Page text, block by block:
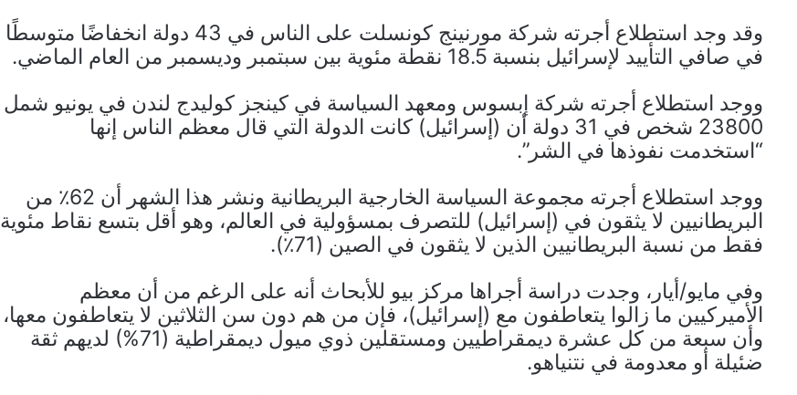
وقد وجد استطلاع أجرته شركة مورنينج كونسلت على الناس في 43 دولة انخفاضًا متوسطًا
في صافي التأييد لإسرائيل بنسبة 18.5 نقطة مئوية بين سبتمبر وديسمبر من العام الماضي.
ووجد استطلاع أجرته شركة إبسوس ومعهد السياسة في كينجز كوليدج لندن في يونيو شمل
23800 شخص في 31 دولة أن (إسرائيل) كانت الدولة التي قال معظم الناس إنها
“استخدمت نفوذها في الشر”.
ووجد استطلاع أجرته مجموعة السياسة الخارجية البريطانية ونشر هذا الشهر أن 62٪ من
البريطانيين لا يثقون في (إسرائيل) للتصرف بمسؤولية في العالم، وهو أقل بتسع نقاط مئوية
فقط من نسبة البريطانيين الذين لا يثقون في الصين (71٪).
وفي مايو/أيار، وجدت دراسة أجراها مركز بيو للأبحاث أنه على الرغم من أن معظم
الأميركيين ما زالوا يتعاطفون مع (إسرائيل)، فإن من هم دون سن الثلاثين لا يتعاطفون معها،
وأن سبعة من كل عشرة ديمقراطيين ومستقلين ذوي ميول ديمقراطية (71%) لديهم ثقة
ضئيلة أو معدومة في نتنياهو.